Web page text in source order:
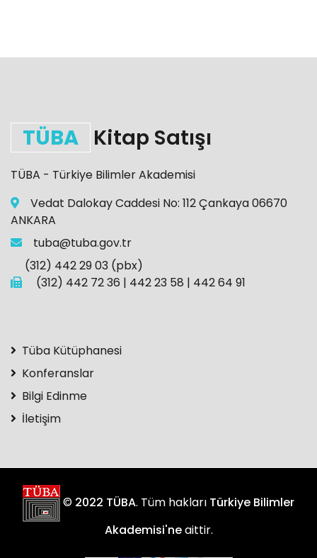
TÜBA Kitap Satışı
TÜBA - Türkiye Bilimler Akademisi
Vedat Dalokay Caddesi No: 112 Çankaya 06670
ANKARA
tuba@tuba.gov.tr
(312) 442 29 03 (pbx)
(312) 442 72 36 | 442 23 58 | 442 64 91
Tüba Kütüphanesi
Konferanslar
Bilgi Edinme
İletişim
© 2022 TÜBA. Tüm hakları Türkiye Bilimler
Akademisi'neaittir.